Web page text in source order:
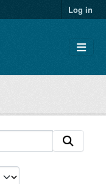
Log in